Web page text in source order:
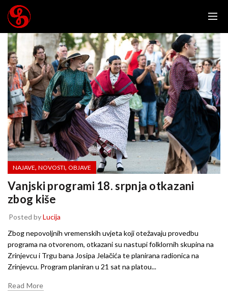
NAJAVE, NOVOSTI, OBJAVE
Vanjski programi 18. srpnja otkazani
zbog kiše
Posted byLucija
Zbog nepovoljnih vremenskih uvjeta koji otežavaju provedbu
programa na otvorenom, otkazani su nastupi folklornih skupina na
Zrinjevcu i Trgu bana Josipa Jelačića te planirana radionica na
Zrinjevcu. Program planiran u 21 sat na platou...
Read More